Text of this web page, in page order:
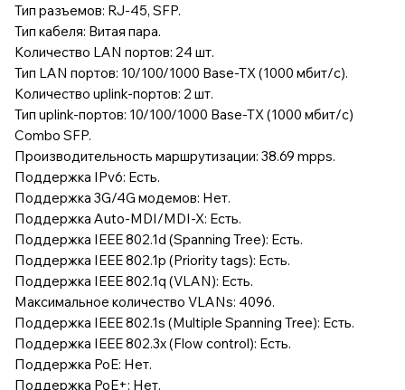
Тип разъемов: RJ-45, SFP.
Тип кабеля: Витая пара.
Количество LAN портов: 24 шт.
Тип LAN портов: 10/100/1000 Base-TX (1000 мбит/с).
Количество uplink-портов: 2 шт.
Тип uplink-портов: 10/100/1000 Base-TX (1000 мбит/с)
Combo SFP.
Производительность маршрутизации: 38.69 mpps.
Поддержка IPv6: Есть.
Поддержка 3G/4G модемов: Нет.
Поддержка Auto-MDI/MDI-X: Есть.
Поддержка IEEE 802.1d (Spanning Tree): Есть.
Поддержка IEEE 802.1p (Priority tags): Есть.
Поддержка IEEE 802.1q (VLAN): Есть.
Максимальное количество VLANs: 4096.
Поддержка IEEE 802.1s (Multiple Spanning Tree): Есть.
Поддержка IEEE 802.3x (Flow control): Есть.
Поддержка PoE: Нет.
Поддержка PoE+: Нет.